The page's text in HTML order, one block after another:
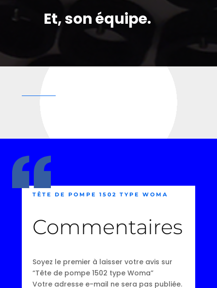
Et, son équipe.
TÊTE DE POMPE 1502 TYPE WOMA
Commentaires
Soyez le premier à laisser votre avis sur
“Tête de pompe 1502 type Woma”
Votre adresse e-mail ne sera pas publiée.